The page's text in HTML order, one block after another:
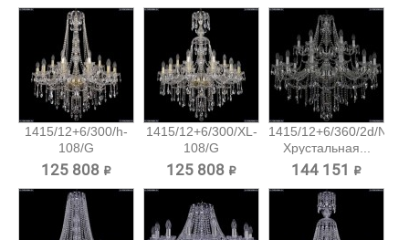
1415/12+6/300/h-
108/G
Хрустальная...
125 808 ₽
1415/12+6/300/XL-
108/G
Хрустальная...
125 808 ₽
1415/12+6/360/2d/Ni
Хрустальная...
144 151 ₽